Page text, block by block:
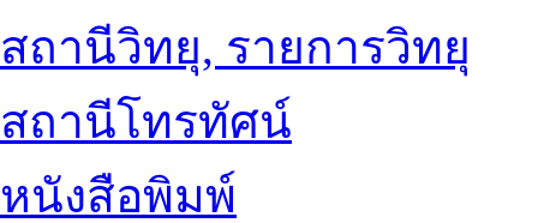
สถานีวิทยุ, รายการวิทยุ
สถานีโทรทัศน์
หนังสือพิมพ์